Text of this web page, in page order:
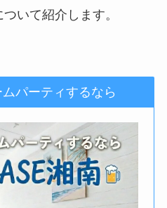
いて紹介します。
パーティするなら